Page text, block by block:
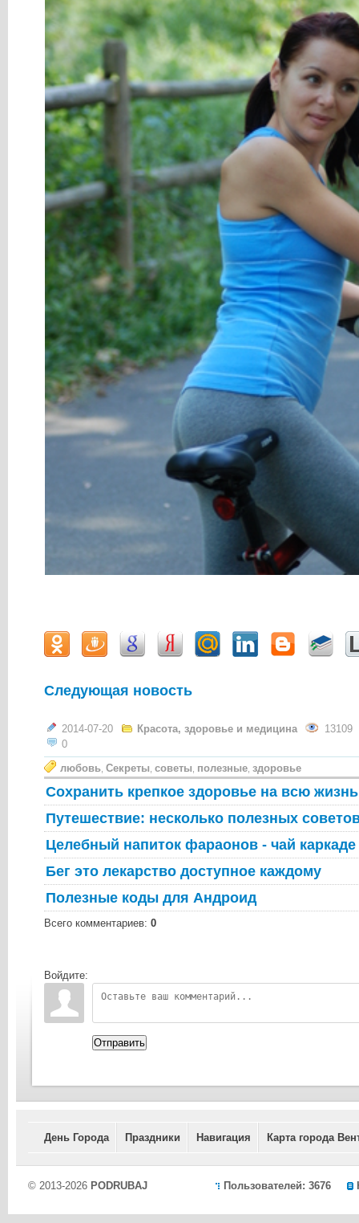
Следующая новость
2014-07-20 Красота, здоровье и медицина
13109
0
любовь Секреты советы полезные здоровье
Сохранить крепкое здоровье на всю жизнь
Путешествие: несколько полезных
Целебный напиток фараонов - чай каркаде
Бег это лекарство доступное каждому
Полезные коды для Андроид
Всего комментариев: 0
Войдите:
Отправить
День Города Праздники Навигация Карта города
Пользователей: 3676
© 2013-2026 PODRUBAJ